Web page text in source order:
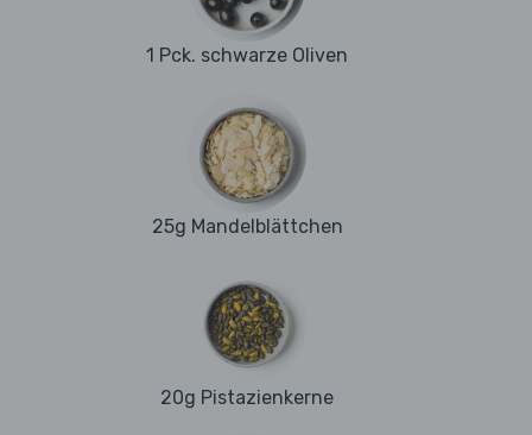
1 Pck. schwarze Oliven
25g Mandelblättchen
20g Pistazienkerne